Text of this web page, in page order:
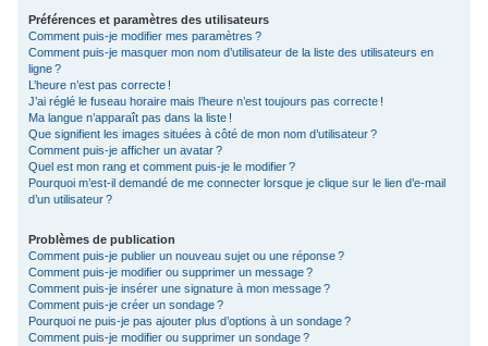
Préférences et paramètres des utilisateurs
Comment puis-je modifier mes paramètres ?
Comment puis-je masquer mon nom d’utilisateur de la liste des utilisateurs en
ligne ?
L’heure n’est pas correcte !
J’ai réglé le fuseau horaire mais l’heure n’est toujours pas correcte !
Ma langue n’apparaît pas dans la liste !
Que signifient les images situées à côté de mon nom d’utilisateur ?
Comment puis-je afficher un avatar ?
Quel est mon rang et comment puis-je le modifier ?
Pourquoi m’est-il demandé de me connecter lorsque je clique sur le lien d’e-mail
d’un utilisateur ?
Problèmes de publication
Comment puis-je publier un nouveau sujet ou une réponse ?
Comment puis-je modifier ou supprimer un message ?
Comment puis-je insérer une signature à mon message ?
Comment puis-je créer un sondage ?
Pourquoi ne puis-je pas ajouter plus d’options à un sondage ?
Comment puis-je modifier ou supprimer un sondage ?